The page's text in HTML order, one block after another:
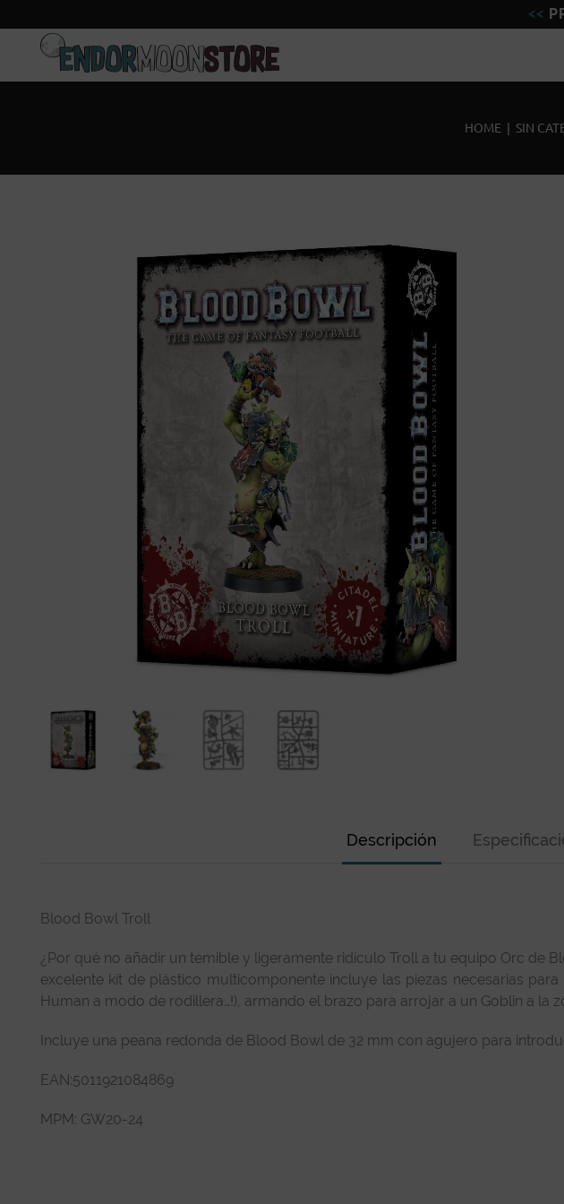
Inicio Pre-pedidos Figuras
HOME SIN
Descripción
Blood Bowl Troll
¿Por qué no añadir un temible y ligeramente ridículo Troll a tu equipo Orc de
excelente kit de plástico multicomponente incluye las piezas necesarias
Human a modo de rodillera…!), armando el brazo para arrojar a un Goblin a la
Incluye una peana redonda de Blood Bowl de 32 mm con agujero para
EAN:5011921084869
MPM: GW20-24